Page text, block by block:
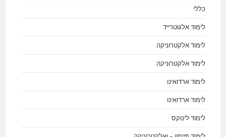
כללי
לימוד אלגוטרייד
לימוד אלקטרוניקה
לימוד אלקטרוניקה
לימוד ארדואינו
לימוד ארדואינו
לימוד לינוקס